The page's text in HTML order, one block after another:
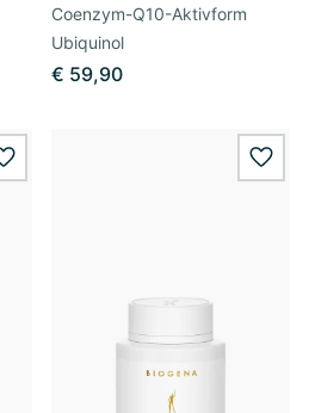
Coenzym-Q10-Aktivform
Ubiquinol
€ 59,90
wishlist.add